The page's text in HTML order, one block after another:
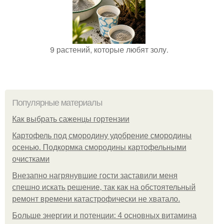
9 растений, которые любят золу.
Популярные материалы
Как выбрать саженцы гортензии
Картофель под смородину удобрение смородины
осенью. Подкормка смородины картофельными
очистками
Внезапно нагрянувшие гости заставили меня
спешно искать решение, так как на обстоятельный
ремонт времени катастрофически не хватало.
Больше энергии и потенции: 4 основных витамина